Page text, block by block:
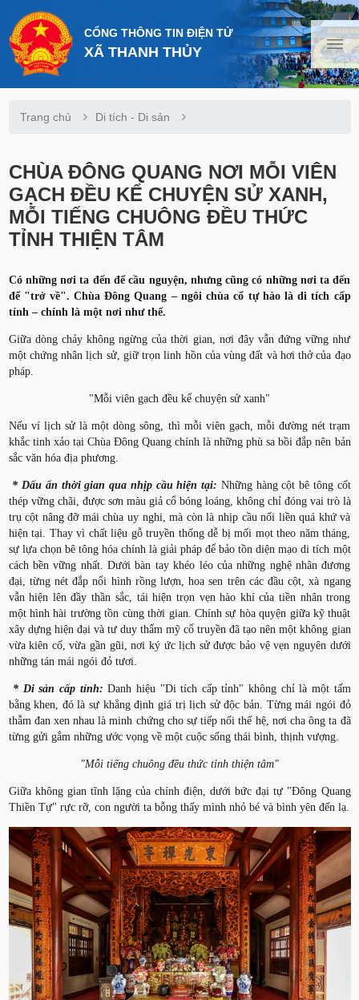
CỔNG THÔNG TIN ĐIỆN TỬ
XÃ THANH THỦY
Trang chủ Di tích - Di sản
CHÙA ĐÔNG QUANG NƠI MỖI VIÊN
GẠCH ĐỀU KỂ CHUYỆN SỬ XANH,
MỖI TIẾNG CHUÔNG ĐỀU THỨC
TỈNH THIỆN TÂM
Có những nơi ta đến để cầu nguyện, nhưng cũng có những nơi ta đến
để "trở về". Chùa Đông Quang – ngôi chùa cổ tự hào là di tích cấp
tỉnh – chính là một nơi như thế.
Giữa dòng chảy không ngừng của thời gian, nơi đây vẫn đứng vững như
một chứng nhân lịch sử, giữ trọn linh hồn của vùng đất và hơi thở của đạo
pháp.
"Mỗi viên gạch đều kể chuyện sử xanh"
Nếu ví lịch sử là một dòng sông, thì mỗi viên gạch, mỗi đường nét trạm
khắc tinh xảo tại Chùa Đông Quang chính là những phù sa bồi đắp nên bản
sắc văn hóa địa phương.
* Dấu ấn thời gian qua nhịp cầu hiện tại: Những hàng cột bê tông cốt
thép vững chãi, được sơn màu giả cổ bóng loáng, không chỉ đóng vai trò là
trụ cột nâng đỡ mái chùa uy nghi, mà còn là nhịp cầu nối liền quá khứ và
hiện tại. Thay vì chất liệu gỗ truyền thống dễ bị mối mọt theo năm tháng,
sự lựa chọn bê tông hóa chính là giải pháp để bảo tồn diện mạo di tích một
cách bền vững nhất. Dưới bàn tay khéo léo của những nghệ nhân đương
đại, từng nét đắp nổi hình rồng lượn, hoa sen trên các đầu cột, xà ngang
vẫn hiện lên đầy thần sắc, tái hiện trọn vẹn hào khí của tiền nhân trong
một hình hài trường tồn cùng thời gian. Chính sự hòa quyện giữa kỹ thuật
xây dựng hiện đại và tư duy thẩm mỹ cổ truyền đã tạo nên một không gian
vừa kiên cố, vừa gần gũi, nơi ký ức lịch sử được bảo vệ vẹn nguyên dưới
những tán mái ngói đỏ tươi.
* Di sản cấp tỉnh: Danh hiệu "Di tích cấp tỉnh" không chỉ là một tấm
bằng khen, đó là sự khẳng định giá trị lịch sử độc bản. Từng mái ngói đỏ
thẫm đan xen nhau là minh chứng cho sự tiếp nối thế hệ, nơi cha ông ta đã
từng gửi gắm những ước vọng về một cuộc sống thái bình, thịnh vượng.
"Mỗi tiếng chuông đều thức tỉnh thiện tâm"
Giữa không gian tĩnh lặng của chính điện, dưới bức đại tự "Đông Quang
Thiền Tự" rực rỡ, con người ta bỗng thấy mình nhỏ bé và bình yên đến lạ.